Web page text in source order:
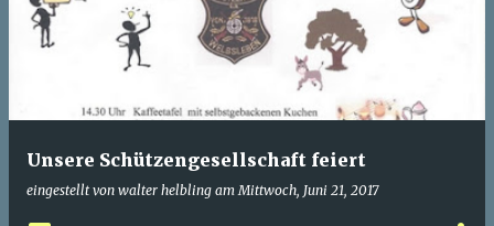
Unsere Schützengesellschaft feiert
eingestellt von walter helbling amMittwoch, Juni 21, 2017